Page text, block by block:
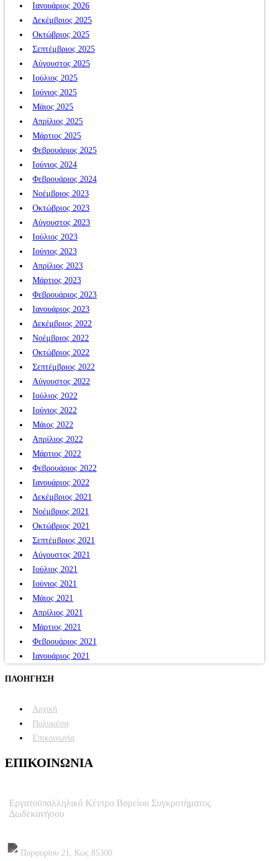
Ιανουάριος 2026
Δεκέμβριος 2025
Οκτώβριος 2025
Σεπτέμβριος 2025
Αύγουστος 2025
Ιούλιος 2025
Ιούνιος 2025
Μάιος 2025
Απρίλιος 2025
Μάρτιος 2025
Φεβρουάριος 2025
Ιούνιος 2024
Φεβρουάριος 2024
Νοέμβριος 2023
Οκτώβριος 2023
Αύγουστος 2023
Ιούλιος 2023
Ιούνιος 2023
Απρίλιος 2023
Μάρτιος 2023
Φεβρουάριος 2023
Ιανουάριος 2023
Δεκέμβριος 2022
Νοέμβριος 2022
Οκτώβριος 2022
Σεπτέμβριος 2022
Αύγουστος 2022
Ιούλιος 2022
Ιούνιος 2022
Μάιος 2022
Απρίλιος 2022
Μάρτιος 2022
Φεβρουάριος 2022
Ιανουάριος 2022
Δεκέμβριος 2021
Νοέμβριος 2021
Οκτώβριος 2021
Σεπτέμβριος 2021
Αύγουστος 2021
Ιούλιος 2021
Ιούνιος 2021
Μάιος 2021
Απρίλιος 2021
Μάρτιος 2021
Φεβρουάριος 2021
Ιανουάριος 2021
ΠΛΟΗΓΗΣΗ
Αρχική
Πολυμέσα
Επικοινωνία
ΕΠΙΚΟΙΝΩΝΙΑ
Εργατοϋπαλληλικό Κέντρο Βορείου Συγκροτήματος
Δωδεκανήσου
Πορφυρίου 21, Κως 85300